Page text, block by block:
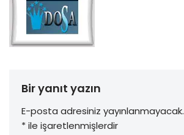
Bir yanıt yazın
E-posta adresiniz yayınlanmayacak.
*ile işaretlenmişlerdir